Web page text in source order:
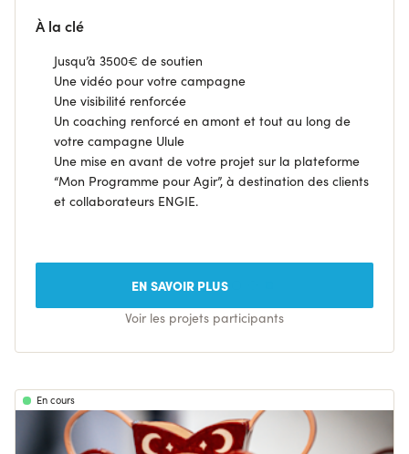
À la clé
Jusqu’à 3500€ de soutien
Une vidéo pour votre campagne
Une visibilité renforcée
Un coaching renforcé en amont et tout au long de
votre campagne Ulule
Une mise en avant de votre projet sur la plateforme
“Mon Programme pour Agir”, à destination des clients
et collaborateurs ENGIE.
EN SAVOIR PLUS
Voir les projets participants
En cours